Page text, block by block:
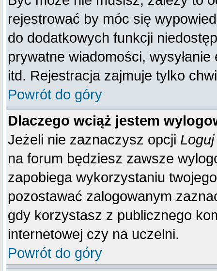
rejestrować by móc się
do dodatkowych funkcji
prywatne wiadomości,
itd. Rejestracja zajmuje tylko
Powrót do góry
Dlaczego wciąż jestem
Jeżeli nie zaznaczysz opcji
na forum będziesz zawsze
zapobiega wykorzystaniu
pozostawać zalogowanym
gdy korzystasz z publicznego
internetowej czy na uczelni.
Powrót do góry